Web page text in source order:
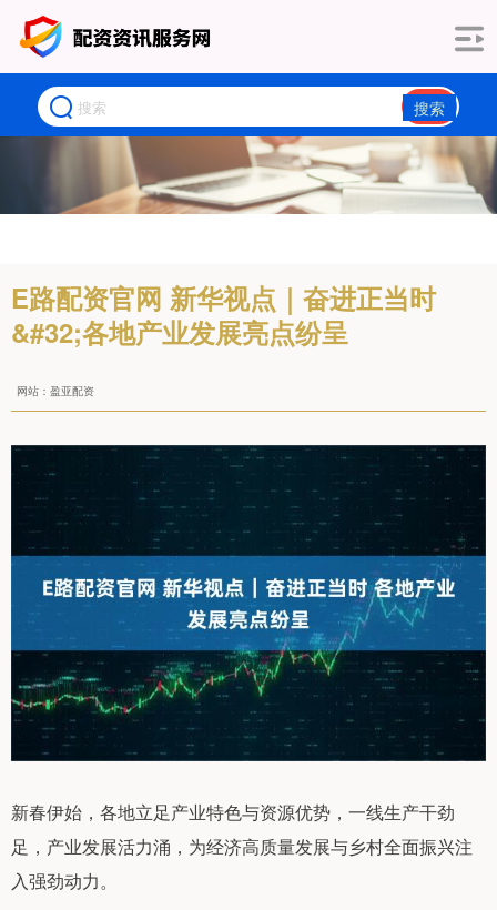
搜索
E路配资官网 新华视点｜奋进正当时
&#32;各地产业发展亮点纷呈
网站：盈亚配资
新春伊始，各地立足产业特色与资源优势，一线生产干劲
足，产业发展活力涌，为经济高质量发展与乡村全面振兴注
入强劲动力。